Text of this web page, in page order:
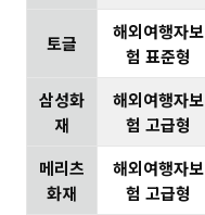
토글
해외여행자보
험 표준형
삼성화
재
해외여행자보
험 고급형
메리츠
화재
해외여행자보
험 고급형